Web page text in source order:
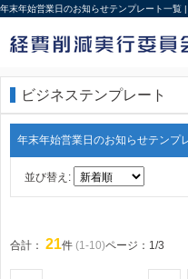
年末年始営業日のお知らせテンプレート一覧
ビジネステンプレート
年末年始営業日のお知らせテンプ
並び替え:
合計： 21件 (1-10)ページ：1/3